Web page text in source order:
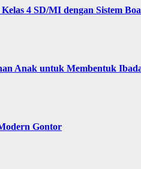
4 SD/MI dengan Sistem
Anak untuk Membentuk
Gontor